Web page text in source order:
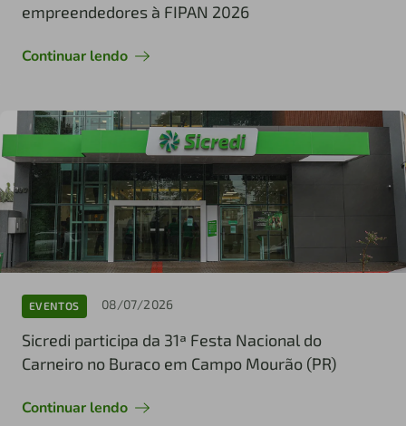
empreendedores à FIPAN 2026
Continuar lendo
EVENTOS 08/07/2026
Sicredi participa da 31ª Festa Nacional do
Carneiro no Buraco em Campo Mourão (PR)
Continuar lendo